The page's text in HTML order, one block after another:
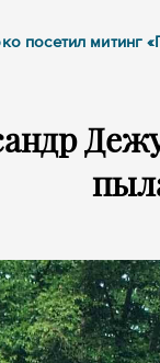
посетил митинг